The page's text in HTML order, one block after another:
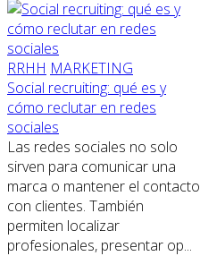
RRHH MARKETING
Social recruiting: qué es y
cómo reclutar en redes
sociales
Las redes sociales no solo
sirven para comunicar una
marca o mantener el contacto
con clientes. También
permiten localizar
profesionales, presentar op...